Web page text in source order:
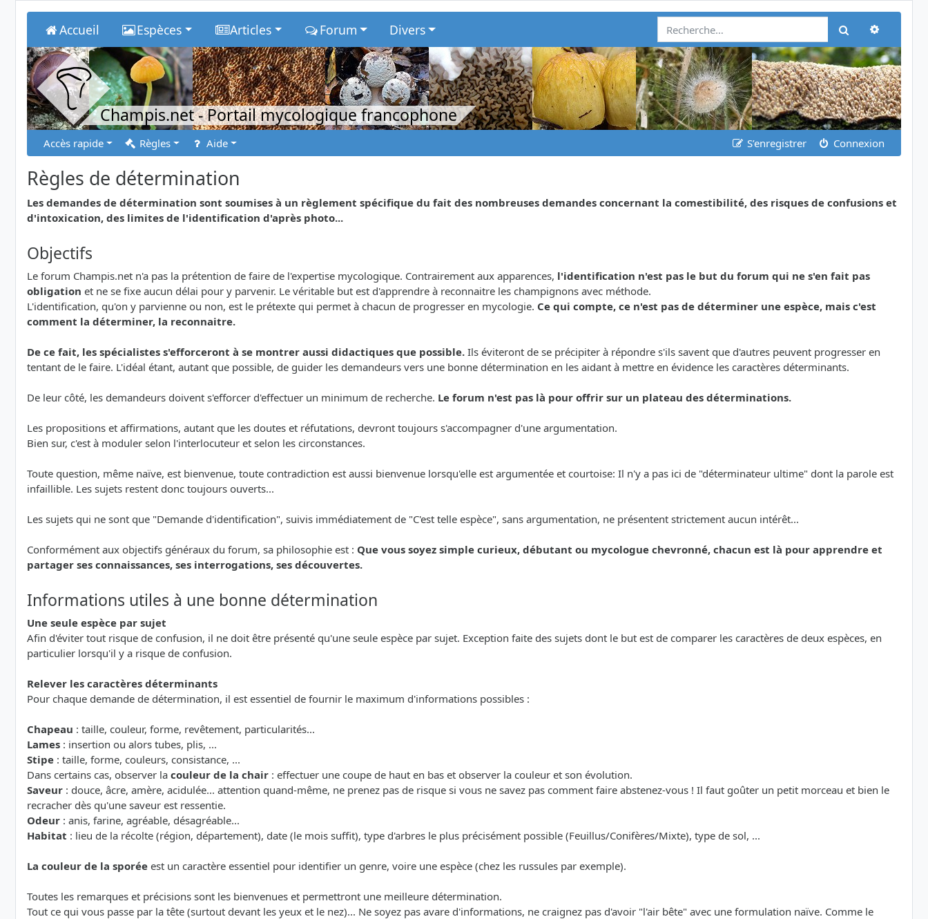
Accueil Espèces Articles Forum Divers Rechercher
Champis.net- Portail mycologique francophone
Accès rapide Règles Aide S’enregistrer Connexion
Règles de détermination
Les demandes de détermination sont soumises à un règlement spécifique du fait des nombreuses demandes concernant la comestibilité, des risques de confusions et
d'intoxication, des limites de l'identification d'après photo...
Objectifs
Le forum Champis.net n'a pas la prétention de faire de l'expertise mycologique. Contrairement aux apparences, l'identification n'est pas le but du forum qui ne s'en fait pas
obligation et ne se fixe aucun délai pour y parvenir. Le véritable but est d'apprendre à reconnaitre les champignons avec méthode.
L'identification, qu'on y parvienne ou non, est le prétexte qui permet à chacun de progresser en mycologie. Ce qui compte, ce n'est pas de déterminer une espèce, mais c'est
comment la déterminer, la reconnaitre.
De ce fait, les spécialistes s'efforceront à se montrer aussi didactiques que possible. Ils éviteront de se précipiter à répondre s'ils savent que d'autres peuvent progresser en
tentant de le faire. L'idéal étant, autant que possible, de guider les demandeurs vers une bonne détermination en les aidant à mettre en évidence les caractères déterminants.
De leur côté, les demandeurs doivent s'efforcer d'effectuer un minimum de recherche. Le forum n'est pas là pour offrir sur un plateau des déterminations.
Les propositions et affirmations, autant que les doutes et réfutations, devront toujours s'accompagner d'une argumentation.
Bien sur, c'est à moduler selon l'interlocuteur et selon les circonstances.
Toute question, même naïve, est bienvenue, toute contradiction est aussi bienvenue lorsqu'elle est argumentée et courtoise: Il n'y a pas ici de "déterminateur ultime" dont la parole est
infaillible. Les sujets restent donc toujours ouverts...
Les sujets qui ne sont que "Demande d'identification", suivis immédiatement de "C'est telle espèce", sans argumentation, ne présentent strictement aucun intérêt...
Conformément aux objectifs généraux du forum, sa philosophie est : Que vous soyez simple curieux, débutant ou mycologue chevronné, chacun est là pour apprendre et
partager ses connaissances, ses interrogations, ses découvertes.
Informations utiles à une bonne détermination
Une seule espèce par sujet
Afin d'éviter tout risque de confusion, il ne doit être présenté qu'une seule espèce par sujet. Exception faite des sujets dont le but est de comparer les caractères de deux espèces, en
particulier lorsqu'il y a risque de confusion.
Relever les caractères déterminants
Pour chaque demande de détermination, il est essentiel de fournir le maximum d'informations possibles :
Chapeau : taille, couleur, forme, revêtement, particularités...
Lames : insertion ou alors tubes, plis, ...
Stipe : taille, forme, couleurs, consistance, ...
Dans certains cas, observer la couleur de la chair : effectuer une coupe de haut en bas et observer la couleur et son évolution.
Saveur : douce, âcre, amère, acidulée... attention quand-même, ne prenez pas de risque si vous ne savez pas comment faire abstenez-vous ! Il faut goûter un petit morceau et bien le
recracher dès qu'une saveur est ressentie.
Odeur : anis, farine, agréable, désagréable...
Habitat : lieu de la récolte (région, département), date (le mois suffit), type d'arbres le plus précisément possible (Feuillus/Conifères/Mixte), type de sol, ...
La couleur de la sporée est un caractère essentiel pour identifier un genre, voire une espèce (chez les russules par exemple).
Toutes les remarques et précisions sont les bienvenues et permettront une meilleure détermination.
Tout ce qui vous passe par la tête (surtout devant les yeux et le nez)... Ne soyez pas avare d'informations, ne craignez pas d'avoir "l'air bête" avec une formulation naïve. Comme le